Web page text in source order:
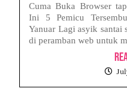
Cuma Buka Browser
Ini 5 Pemicu
Yanuar Lagi asyik santai
di peramban web untuk